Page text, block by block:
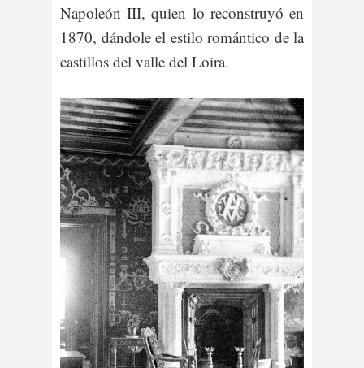
Napoleón III, quien lo reconstruyó en
1870, dándole el estilo romántico de la
castillos del valle del Loira.